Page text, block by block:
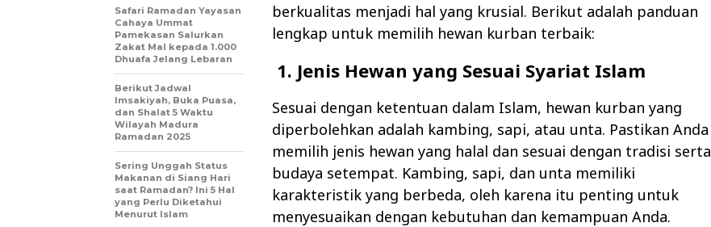
berkualitas menjadi hal yang krusial. Berikut adalah panduan
lengkap untuk memilih hewan kurban terbaik:
1. Jenis Hewan yang Sesuai Syariat Islam
Sesuai dengan ketentuan dalam Islam, hewan kurban yang
diperbolehkan adalah kambing, sapi, atau unta. Pastikan Anda
memilih jenis hewan yang halal dan sesuai dengan tradisi serta
budaya setempat. Kambing, sapi, dan unta memiliki
karakteristik yang berbeda, oleh karena itu penting untuk
menyesuaikan dengan kebutuhan dan kemampuan Anda.
Safari Ramadan Yayasan
Cahaya Ummat
Pamekasan Salurkan
Zakat Mal kepada 1.000
Dhuafa Jelang Lebaran
Berikut Jadwal
Imsakiyah, Buka Puasa,
dan Shalat 5 Waktu
Wilayah Madura
Ramadan 2025
Sering Unggah Status
Makanan di Siang Hari
saat Ramadan? Ini 5 Hal
yang Perlu Diketahui
Menurut Islam